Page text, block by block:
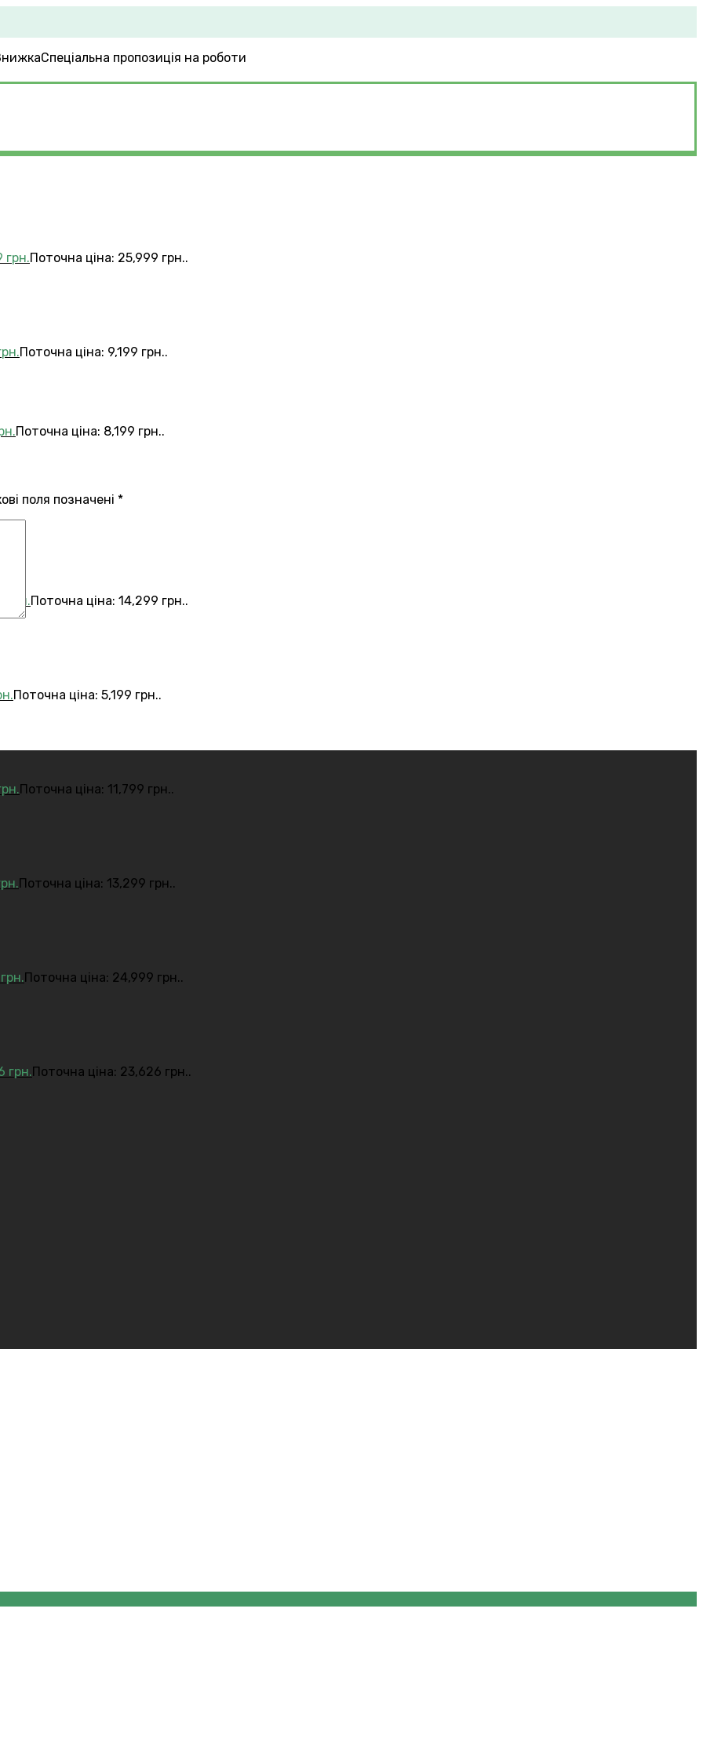
Спеціальна пропозиція на роботи
грн.Поточна ціна: 25,999 грн..
Поточна ціна: 9,199 грн..
Поточна ціна: 8,199 грн..
грн.Поточна ціна: 14,299 грн..
Поточна ціна: 5,199 грн..
Поточна ціна: 11,799 грн..
Поточна ціна: 13,299 грн..
грн. Поточна ціна: 24,999 грн..
грн.Поточна ціна: 23,626 грн..
поля позначені *